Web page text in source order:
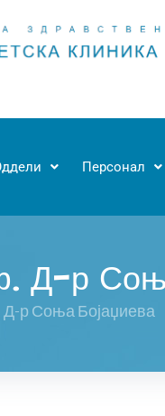
Персонал
Д-р
р Соња Бојаџиева